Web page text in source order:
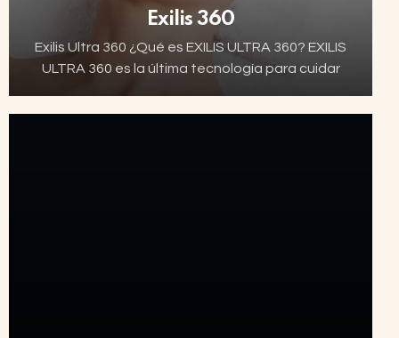
Exilis 360
Exilis Ultra 360 ¿Qué es EXILIS ULTRA 360? EXILIS
ULTRA 360 es la última tecnología para cuidar
no invasivo que, gracias a…